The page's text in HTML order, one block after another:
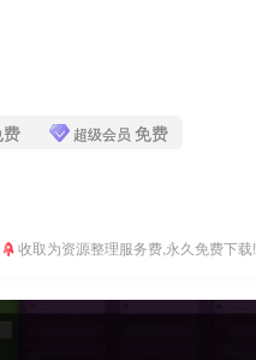
超级会员 免费
收取为资源整理服务费,永久免费下载!